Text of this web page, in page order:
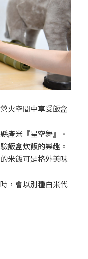
火空間中享受飯盒
產米『星空舞』。
飯盒炊飯的樂趣。
米飯可是格外美味
，會以別種白米代